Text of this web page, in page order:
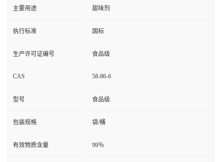
主要用途 甜味剂
执行标准 国标
生产许可证编号 食品级
CAS 58-86-6
型号 食品级
包装规格 袋/桶
有效物质含量 99％